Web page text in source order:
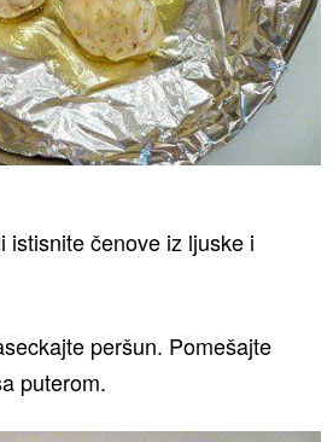
istisnite čenove iz ljuske i
peršun. Pomešajte
puterom.